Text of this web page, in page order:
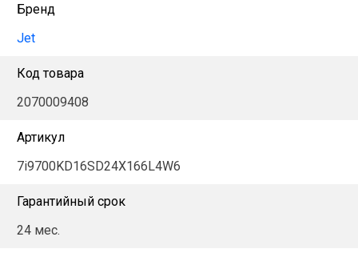
Бренд
Jet
Код товара
2070009408
Артикул
7i9700KD16SD24X166L4W6
Гарантийный срок
24 мес.